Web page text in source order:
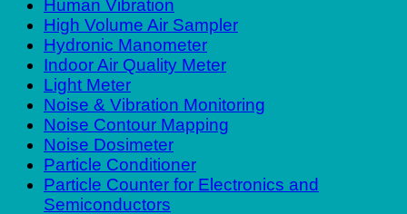
Human Vibration
High Volume Air Sampler
Hydronic Manometer
Indoor Air Quality Meter
Light Meter
Noise & Vibration Monitoring
Noise Contour Mapping
Noise Dosimeter
Particle Conditioner
Particle Counter for Electronics and
Semiconductors